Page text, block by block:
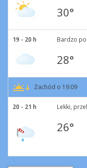
30°
19 - 20 h Bardzo
28°
Zachód o 19:09
20 - 21 h Lekki,
26°